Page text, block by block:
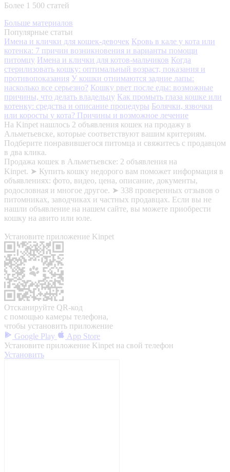
Более 1 500 статей
Больше материалов
Популярные статьи
Имена и клички для кошек-девочек Кровь в кале у кота или
котенка: 7 причин возникновения и варианты помощи
питомцу Имена и клички для котов-мальчиков Когда
стерилизовать кошку: оптимальный возраст, показания и
противопоказания У кошки отнимаются задние лапы:
насколько все серьезно? Кошку рвет после еды: возможные
причины, что делать владельцу Как промыть глаза кошке или
котенку: средства и описание процедуры Болячки, язвочки
или коросты у кота? Причины и возможное лечение
На Kinpet нашлось 2 объявления кошек на продажу в
Альметьевске, которые соответствуют вашим критериям.
Подберите понравившегося питомца и свяжитесь с продавцом
в два клика.
Продажа кошек в Альметьевске: 2 объявления на
Kinpet. ➤ Купить кошку недорого вам поможет информация в
объявлениях: фото, видео, цена, описание, документы,
родословная и многое другое. ➤ 338 проверенных отзывов о
питомниках, заводчиках и частных продавцах. Если вы не
нашли объявление на нашем сайте, вы можете приобрести
кошку на авито или юле.
Установите приложение Kinpet
Отсканируйте QR-код
с помощью камеры телефона,
чтобы установить приложение
Google Play
App Store
Установите приложение Kinpet на свой телефон
Установить